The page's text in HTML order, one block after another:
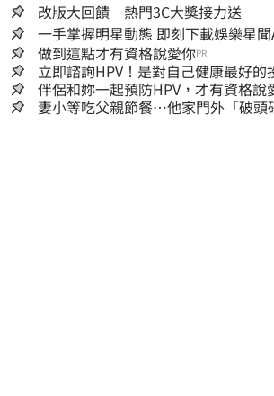
改版大回饋 熱門3C大獎接力送
一手掌握明星動態 即刻下載娛樂
做到這點才有資格說愛你PR
立即諮詢HPV！是對自己健康最好的
嫌晚！
伴侶和妳一起預防HPV，才有資格說
妻小等吃父親節餐⋯他家門外「破頭